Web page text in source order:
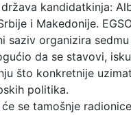
kandidatkinja:
i Makedonije.
saziv organizira
da se stavovi,
što konkretnije
politika.
se tamošnje